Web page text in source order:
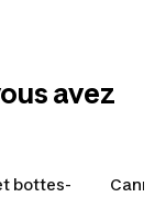
avez
bottes-